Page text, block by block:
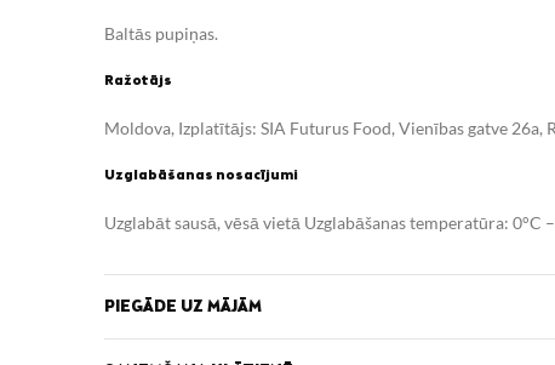
Baltās pupiņas.
Ražotājs
Moldova, Izplatītājs: SIA Futurus Food, Vienības gatve 26a,
Uzglabāšanas nosacījumi
Uzglabāt sausā, vēsā vietā Uzglabāšanas temperatūra: 0°C
Enerģētiskā vērtība 1370 kJ / 327 Kcal
Tauki 2 g
PIEGĀDE UZ MĀJĀM